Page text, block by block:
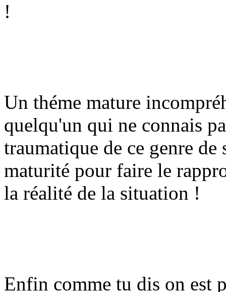
!
Un théme mature
quelqu'un qui ne connais
traumatique de ce genre
maturité pour faire le
la réalité de la situation !
Enfin comme tu dis on est